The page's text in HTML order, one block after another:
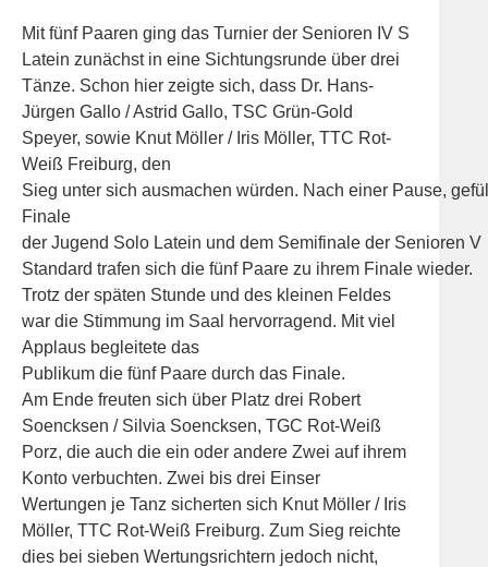
Mit fünf Paaren ging das Turnier der Senioren IV S
Latein zunächst in eine Sichtungsrunde über drei
Tänze. Schon hier zeigte sich, dass Dr. Hans-
Jürgen Gallo / Astrid Gallo, TSC Grün-Gold
Speyer, sowie Knut Möller / Iris Möller, TTC Rot-
Weiß Freiburg, den
Sieg unter sich ausmachen würden. Nach einer Pause,
Finale
der Jugend Solo Latein und dem Semifinale der Senioren V
Standard trafen sich die fünf Paare zu ihrem Finale wieder.
Trotz der späten Stunde und des kleinen Feldes
war die Stimmung im Saal hervorragend. Mit viel
Applaus begleitete das
Publikum die fünf Paare durch das Finale.
Am Ende freuten sich über Platz drei Robert
Soencksen / Silvia Soencksen, TGC Rot-Weiß
Porz, die auch die ein oder andere Zwei auf ihrem
Konto verbuchten. Zwei bis drei Einser
Wertungen je Tanz sicherten sich Knut Möller / Iris
Möller, TTC Rot-Weiß Freiburg. Zum Sieg reichte
dies bei sieben Wertungsrichtern jedoch nicht,